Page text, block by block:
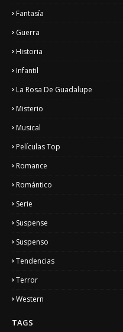
Fantasía
Guerra
Historia
Infantil
La Rosa De Guadalupe
Misterio
Musical
Películas Top
Romance
Romántico
Serie
Suspense
Suspenso
Tendencias
Terror
Western
TAGS